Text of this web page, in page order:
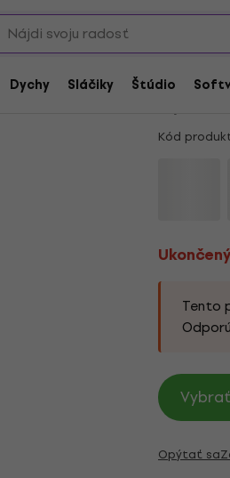
Dychy Sláčiky Štúdio
reproduktory
Aiwa
Kód
Tento
Opýtať sa